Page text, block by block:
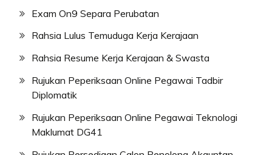
Exam On9 Separa Perubatan
Rahsia Lulus Temuduga Kerja Kerajaan
Rahsia Resume Kerja Kerajaan & Swasta
Rujukan Peperiksaan Online Pegawai Tadbir
Diplomatik
Rujukan Peperiksaan Online Pegawai Teknologi
Maklumat DG41